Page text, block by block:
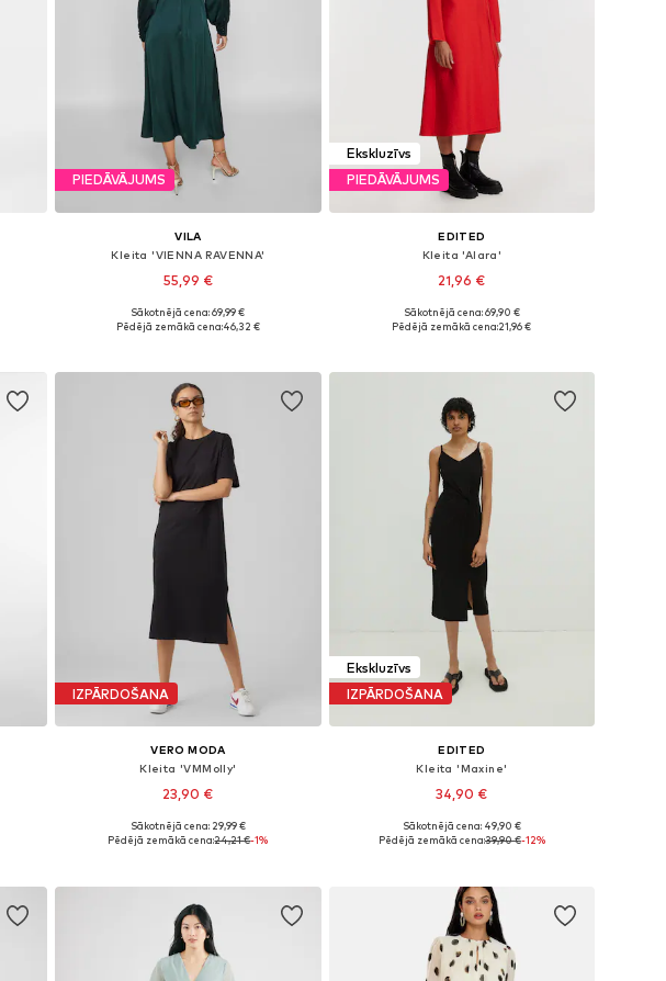
PIEDĀVĀJUMS
VILA
Kleita 'VIENNA RAVENNA'
55,99 €
+1
Pieejamie izmēri: 34, 36, 38, 40, 42, 44
Sākotnējā cena: 69,99 €
Pēdējā zemākā cena:46,32 €
Ekskluzīvs
PIEDĀVĀJUMS
EDITED
Kleita 'Alara'
21,96 €
Pieejamie izmēri: 34, 36, 38, 40
Sākotnējā cena: 69,90 €
Pēdējā zemākā cena:21,96 €
IZPĀRDOŠANA
VERO MODA
Kleita 'VMMolly'
23,90 €
Pieejamie izmēri: 36, 38, 40, 42
Sākotnējā cena: 29,99 €
Pēdējā zemākā cena:24,21 €-1%
Ekskluzīvs
IZPĀRDOŠANA
EDITED
Kleita 'Maxine'
34,90 €
+7
Pieejamie izmēri: 34, 36, 38, 40
Sākotnējā cena: 49,90 €
Pēdējā zemākā cena:39,90 €-12%